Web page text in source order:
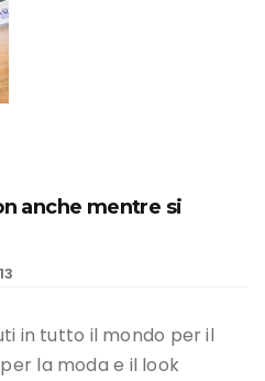
anche mentre si
in tutto il mondo per il
la moda e il look